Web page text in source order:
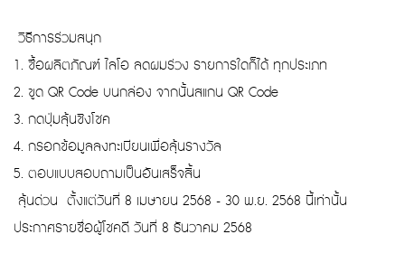
วิธีการร่วมสนุก
1. ซื้อผลิตภัณฑ์ ไลโอ ลดผมร่วง รายการใดก็ได้ ทุกประเภท
2. ขูด QR Code บนกล่อง จากนั้นสแกน QR Code
3. กดปุ่มลุ้นชิงโชค
4. กรอกข้อมูลลงทะเบียนเพื่อลุ้นรางวัล
5. ตอบแบบสอบถามเป็นอันเสร็จสิ้น
ลุ้นด่วน ตั้งแต่วันที่ 8 เมษายน 2568 - 30 พ.ย. 2568 นี้เท่านั้น
ประกาศรายชื่อผู้โชคดี วันที่ 8 ธันวาคม 2568